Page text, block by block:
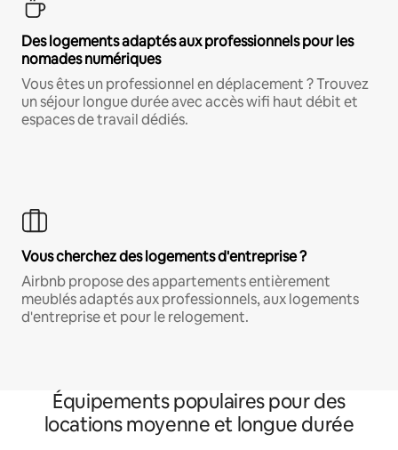
Des logements adaptés aux professionnels pour les
nomades numériques
Vous êtes un professionnel en déplacement ? Trouvez
un séjour longue durée avec accès wifi haut débit et
espaces de travail dédiés.
Vous cherchez des logements d'entreprise ?
Airbnb propose des appartements entièrement
meublés adaptés aux professionnels, aux logements
d'entreprise et pour le relogement.
Équipements populaires pour des
locations moyenne et longue durée